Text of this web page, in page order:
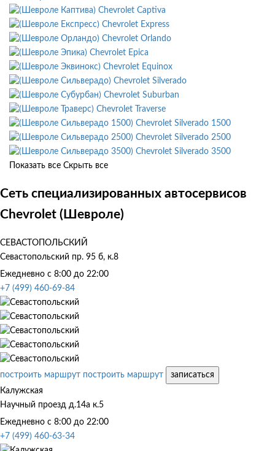
Chevrolet Captiva
Chevrolet Express
Chevrolet Orlando
Chevrolet Epica
Chevrolet Equinox
Chevrolet Silverado
Chevrolet Suburban
Chevrolet Traverse
Chevrolet Silverado 1500
Chevrolet Silverado 2500
Chevrolet Silverado 3500
Показать все Скрыть все
Сеть специализированных автосервисов
Chevrolet (Шевроле)
СЕВАСТОПОЛЬСКИЙ
Севастопольский пр. 95 б, к.8
Ежедневно с 8:00 до 22:00
+7 (499) 460-69-84
построить маршрут построить маршрут
записаться
Калужская
Научный проезд д.14а к.5
Ежедневно с 8:00 до 22:00
+7 (499) 460-63-34